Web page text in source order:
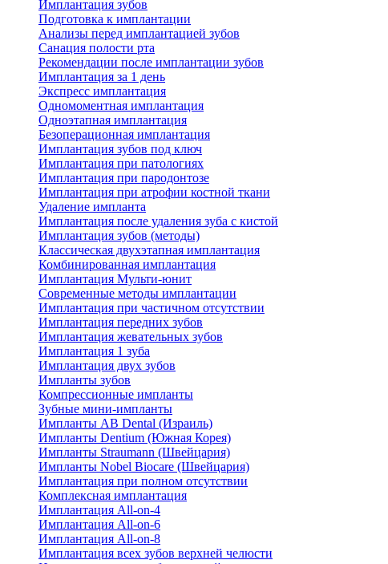
Имплантация зубов
Подготовка к имплантации
Анализы перед имплантацией зубов
Санация полости рта
Рекомендации после имплантации зубов
Имплантация за 1 день
Экспресс имплантация
Одномоментная имплантация
Одноэтапная имплантация
Безоперационная имплантация
Имплантация зубов под ключ
Имплантация при патологиях
Имплантация при пародонтозе
Имплантация при атрофии костной ткани
Удаление импланта
Имплантация после удаления зуба с кистой
Имплантация зубов (методы)
Классическая двухэтапная имплантация
Комбинированная имплантация
Имплантация Мульти-юнит
Современные методы имплантации
Имплантация при частичном отсутствии
Имплантация передних зубов
Имплантация жевательных зубов
Имплантация 1 зуба
Имплантация двух зубов
Импланты зубов
Компрессионные импланты
Зубные мини-импланты
Импланты AB Dental (Израиль)
Импланты Dentium (Южная Корея)
Импланты Straumann (Швейцария)
Импланты Nobel Biocare (Швейцария)
Имплантация при полном отсутствии
Комплексная имплантация
Имплантация All-on-4
Имплантация All-on-6
Имплантация All-on-8
Имплантация всех зубов верхней челюсти